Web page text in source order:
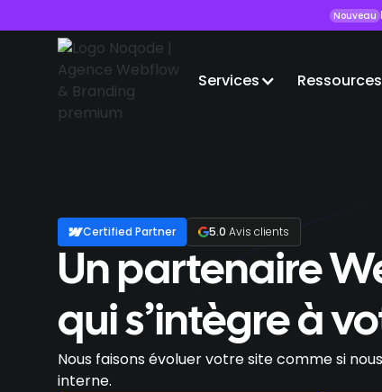
Nouveau
Services Ressources
Certified Partner 5.0 Avis clients
Un partenaire
qui s’intègre à
Nous faisons évoluer votre site comme si
interne.